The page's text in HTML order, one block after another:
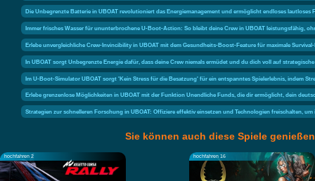
Die Unbegrenzte Batterie in UBOAT revolutioniert das Energiemanagement und ermöglicht endloses lautloses
Immer frisches Wasser für ununterbrochene U-Boot-Action: So bleibt deine Crew in UBOAT leistungsfähig,
Erlebe unvergleichliche Crew-Invincibility in UBOAT mit dem Gesundheits-Boost-Feature für maximale
In UBOAT sorgt Unbegrenzte Energie dafür, dass deine Crew niemals ermüdet und du dich voll auf
Im U-Boot-Simulator UBOAT sorgt 'Kein Stress für die Besatzung' für ein entspanntes Spielerlebnis, indem
Erlebe grenzenlose Möglichkeiten in UBOAT mit der Funktion Unendliche Funds, die dir ermöglicht, dein
Strategien zur schnelleren Forschung in UBOAT: Offiziere effektiv einsetzen und Technologien freischalten,
Sie können auch diese Spiele genießen
hochfahren 2 hochfahren 16